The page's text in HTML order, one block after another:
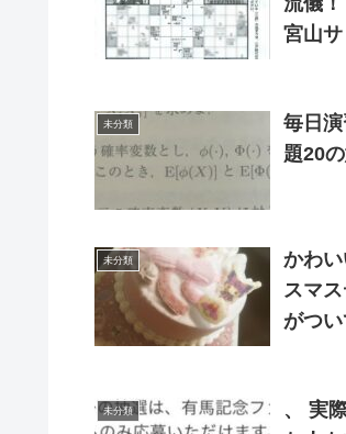
宮山
未分類
毎日演
題20
未分類
かわ
スマ
がつ
未分類
、 実